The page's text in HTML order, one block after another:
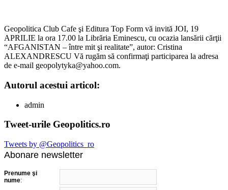
Geopolitica Club Cafe şi Editura Top Form vă invită JOI, 19
APRILIE la ora 17.00 la Librăria Eminescu, cu ocazia lansării cărţii
“AFGANISTAN – între mit şi realitate”, autor: Cristina
ALEXANDRESCU Vă rugăm să confirmaţi participarea la adresa
de e-mail geopolytyka@yahoo.com.
Autorul acestui articol:
admin
Tweet-urile Geopolitics.ro
Tweets by @Geopolitics_ro
Abonare newsletter
Prenume şi
nume: